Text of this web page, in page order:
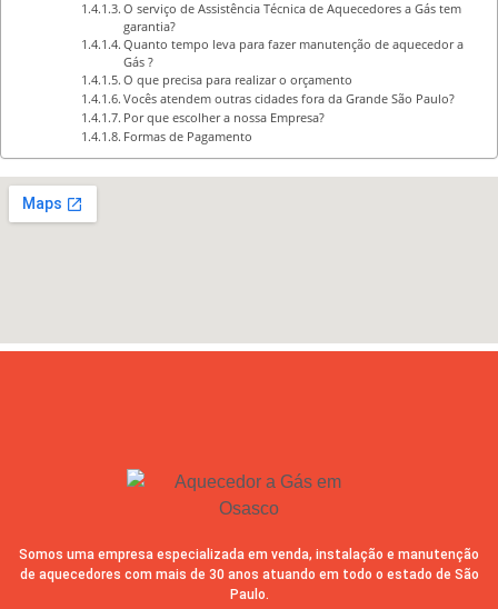
O serviço de Assistência Técnica de Aquecedores a Gás tem
garantia?
Quanto tempo leva para fazer manutenção de aquecedor a
Gás ?
O que precisa para realizar o orçamento
Vocês atendem outras cidades fora da Grande São Paulo?
Por que escolher a nossa Empresa?
Formas de Pagamento
Somos uma empresa especializada em venda, instalação e manutenção
de aquecedores com mais de 30 anos atuando em todo o estado de São
Paulo.